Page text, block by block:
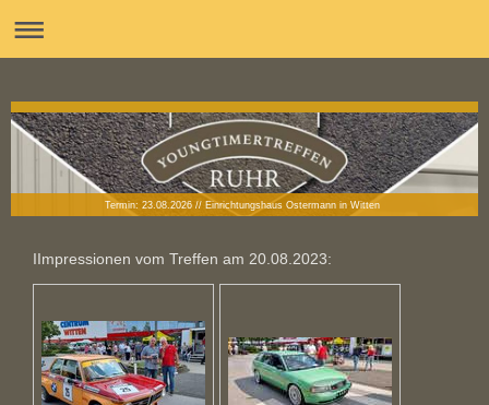
Termin: 23.08.2026 // Einrichtungshaus Ostermann in Witten
IImpressionen vom Treffen am 20.08.2023: